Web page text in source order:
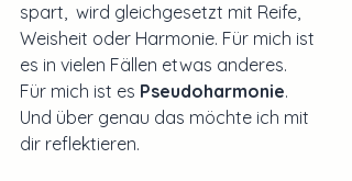
spart,  wird gleichgesetzt mit Reife,
Weisheit oder Harmonie. Für mich ist
es in vielen Fällen etwas anderes.
Für mich ist es Pseudoharmonie.
Und über genau das möchte ich mit
dir reflektieren.